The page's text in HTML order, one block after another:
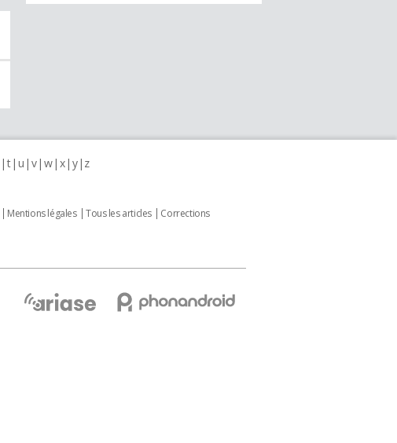
t u v w x y z
Mentions légales Tous les articles
Corrections